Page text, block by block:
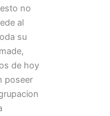
no
al
su
de hoy
poseer